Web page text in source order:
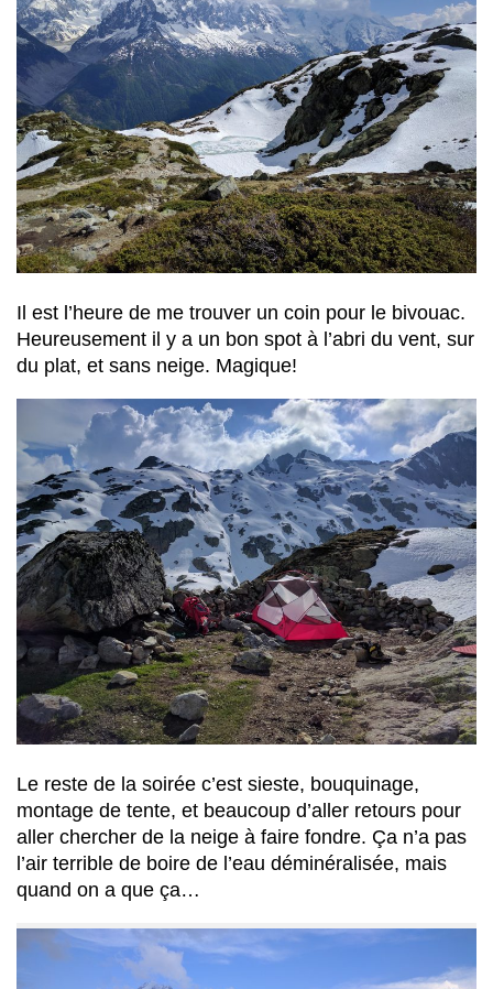
Il est l’heure de me trouver un coin pour le bivouac.
Heureusement il y a un bon spot à l’abri du vent, sur
du plat, et sans neige. Magique!
Le reste de la soirée c’est sieste, bouquinage,
montage de tente, et beaucoup d’aller retours pour
aller chercher de la neige à faire fondre. Ça n’a pas
l’air terrible de boire de l’eau déminéralisée, mais
quand on a que ça…